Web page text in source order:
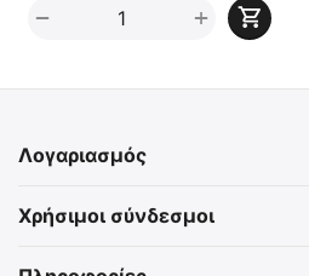
+
−
Λογαριασμός
Χρήσιμοι σύνδεσμοι